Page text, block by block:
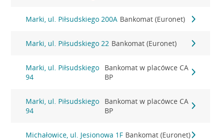
Marki, ul. Piłsudskiego 200A Bankomat (Euronet)
Marki, ul. Piłsudskiego 22 Bankomat (Euronet)
Marki, ul. Piłsudskiego
94
Bankomat w placówce CA
BP
Marki, ul. Piłsudskiego
94
Bankomat w placówce CA
BP
Michałowice, ul. Jesionowa 1F Bankomat (Euronet)